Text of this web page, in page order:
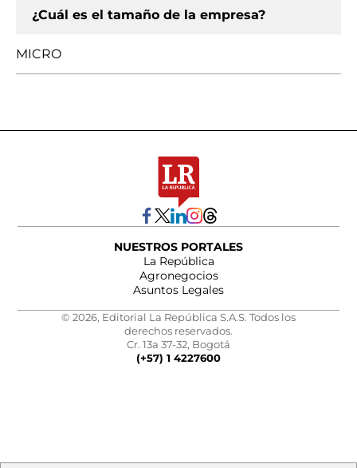
¿Cuál es el tamaño de la empresa?
MICRO
NUESTROS PORTALES
La República
Agronegocios
Asuntos Legales
© 2026, Editorial La República S.A.S. Todos los
derechos reservados.
Cr. 13a 37-32, Bogotá
(+57) 1 4227600